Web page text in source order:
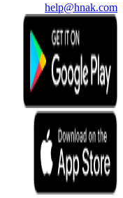
help@hnak.com